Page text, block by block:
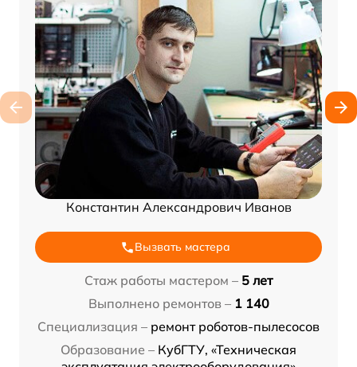
Константин Александрович Иванов
Вызвать мастера
Стаж работы мастером – 5 лет
Выполнено ремонтов – 1 140
Специализация – ремонт роботов-пылесосов
Образование – КубГТУ, «Техническая